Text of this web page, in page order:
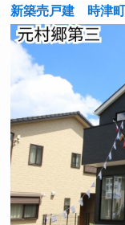
新築売戸建 時津